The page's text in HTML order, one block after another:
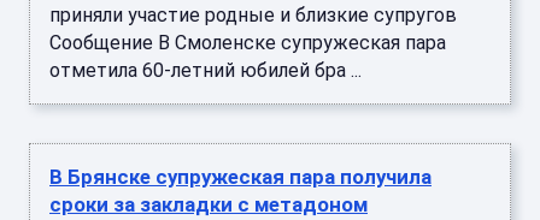
приняли участие родные и близкие супругов
Сообщение В Смоленске супружеская пара
отметила 60-летний юбилей бра ...
В Брянске супружеская пара получила
сроки за закладки с метадоном